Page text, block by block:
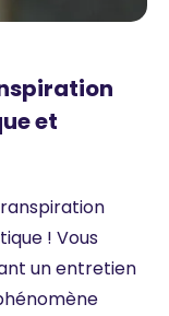
et
! Vous
un entretien